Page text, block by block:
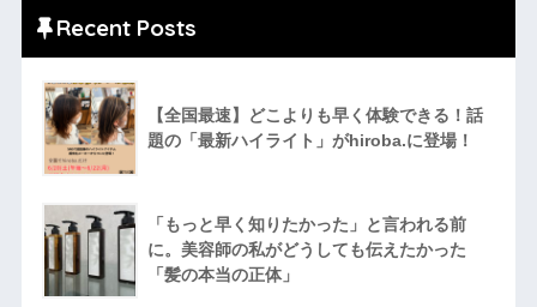
Recent Posts
【全国最速】どこよりも早く体験できる！話
題の「最新ハイライト」がhiroba.に登場！
「もっと早く知りたかった」と言われる前
に。美容師の私がどうしても伝えたかった
「髪の本当の正体」